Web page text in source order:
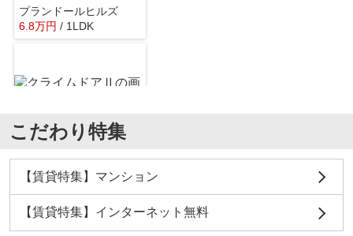
オータニ江曽島店
約687m／9分
プランドールヒルズ
6.8万円 / 1LDK
こだわり特集
【賃貸特集】マンション
【賃貸特集】インターネット無料